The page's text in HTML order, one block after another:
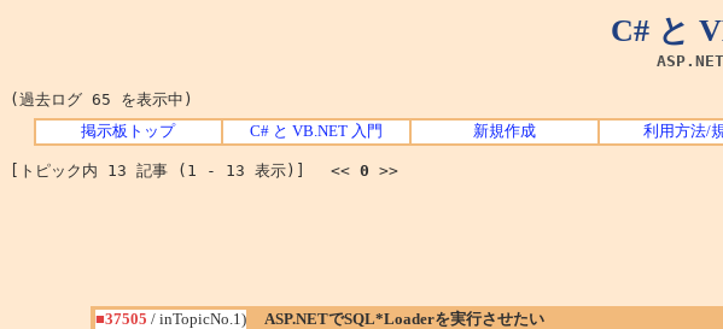
C# と
(過去ログ 65 を表示中)
掲示板トップ C# と VB.NET 入門 新規作成 利用方法/
[トピック内 13 記事 (1 - 13 表示)] << 0 >>
■37505 / inTopicNo.1)
ASP.NETでSQL*Loaderを実行させたい